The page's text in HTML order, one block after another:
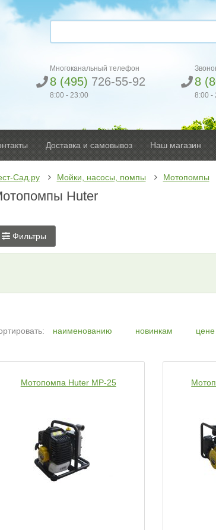
Многоканальный телефон
8 (495) 726-55-92
8:00 - 23:00
8
8:00 -
Доставка и самовывоз Наш магазин
Сад.ру Мойки, насосы, помпы Мотопомпы
Huter
Фильтры
наименованию новинкам цене
Мотопомпа Huter MP-25